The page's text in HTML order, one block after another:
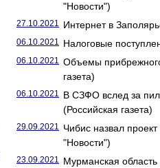
"Новости")
27.10.2021 Интернет в
06.10.2021 Налоговые
06.10.2021 Объемы
газета)
06.10.2021 В СЗФО вслед за
(Российская газета)
29.09.2021 Чибис назвал
"Новости")
23.09.2021 Мурманская область